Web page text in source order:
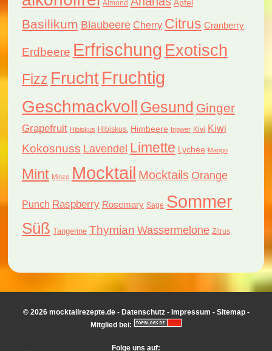
Almond Apfel
Basilikum Blaubeere Cherry Citrus Cranberry
Erdbeere Erfrischung Exotisch
Fizz FruchtFruchtig
Geschmackvoll Gesund Ginger
Grapefruit Hibiskus Hibiskus. Himbeere Ingwer Kivi Kiwi
Kokosnuss Lavendel Limette Lychee Mango
Mint Minze Mocktail Mocktails Orange
Punch Raspberry Rosemary Sage Sommer
Süß Tangerine Thymian Wassermelone Zitrus
© 2026 mocktailrezepte.de - Datenschutz- Impressum - Sitemap-
Mitglied bei:
Folge uns auf: